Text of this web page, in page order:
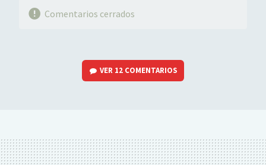
Comentarios cerrados
VER 12 COMENTARIOS